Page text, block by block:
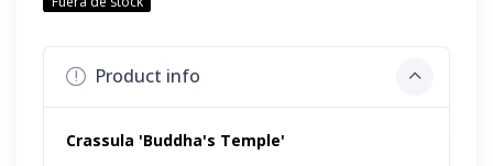
Product info
Crassula 'Buddha's Temple'